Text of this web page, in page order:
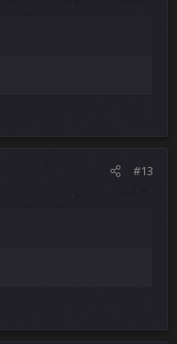
#13